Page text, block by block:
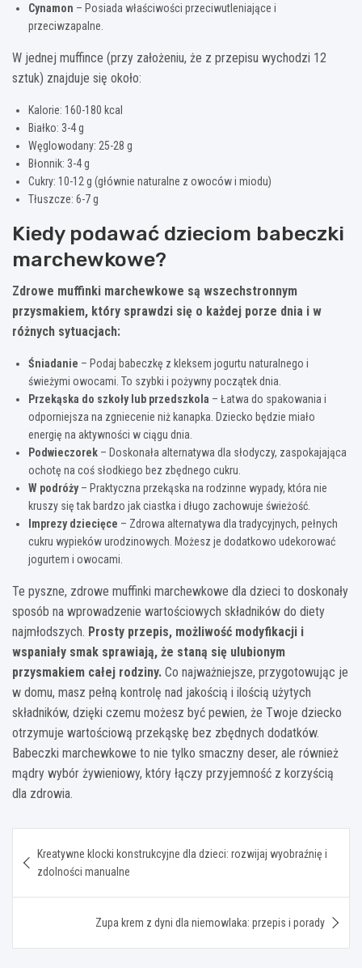
Cynamon – Posiada właściwości przeciwutleniające i
przeciwzapalne.
W jednej muffince (przy założeniu, że z przepisu wychodzi 12
sztuk) znajduje się około:
Kalorie: 160-180 kcal
Białko: 3-4 g
Węglowodany: 25-28 g
Błonnik: 3-4 g
Cukry: 10-12 g (głównie naturalne z owoców i miodu)
Tłuszcze: 6-7 g
Kiedy podawać dzieciom babeczki
marchewkowe?
Zdrowe muffinki marchewkowe są wszechstronnym
przysmakiem, który sprawdzi się o każdej porze dnia i w
różnych sytuacjach:
Śniadanie – Podaj babeczkę z kleksem jogurtu naturalnego i
świeżymi owocami. To szybki i pożywny początek dnia.
Przekąska do szkoły lub przedszkola – Łatwa do spakowania i
odporniejsza na zgniecenie niż kanapka. Dziecko będzie miało
energię na aktywności w ciągu dnia.
Podwieczorek – Doskonała alternatywa dla słodyczy, zaspokajająca
ochotę na coś słodkiego bez zbędnego cukru.
W podróży– Praktyczna przekąska na rodzinne wypady, która nie
kruszy się tak bardzo jak ciastka i długo zachowuje świeżość.
Imprezy dziecięce – Zdrowa alternatywa dla tradycyjnych, pełnych
cukru wypieków urodzinowych. Możesz je dodatkowo udekorować
jogurtem i owocami.
Te pyszne, zdrowe muffinki marchewkowe dla dzieci to doskonały
sposób na wprowadzenie wartościowych składników do diety
najmłodszych. Prosty przepis, możliwość modyfikacji i
wspaniały smak sprawiają, że staną się ulubionym
przysmakiem całej rodziny. Co najważniejsze, przygotowując je
w domu, masz pełną kontrolę nad jakością i ilością użytych
składników, dzięki czemu możesz być pewien, że Twoje dziecko
otrzymuje wartościową przekąskę bez zbędnych dodatków.
Babeczki marchewkowe to nie tylko smaczny deser, ale również
mądry wybór żywieniowy, który łączy przyjemność z korzyścią
dla zdrowia.
wpisu
Kreatywne klocki konstrukcyjne dla dzieci: rozwijaj wyobraźnię i
zdolności manualne
Zupa krem z dyni dla niemowlaka: przepis i porady